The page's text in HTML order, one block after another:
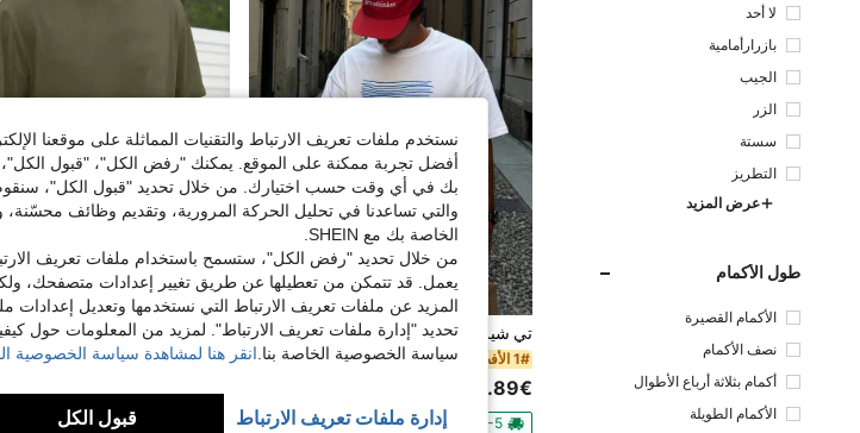
لا أحد
بازرارأمامية
الجيب
الزر
سستة
التطريز
عرض المزيد
طول الأكمام
الأكمام القصيرة
نصف الأكمام
أكمام بثلاثة أرباع الأطوال
الأكمام الطويلة
تي شيرت بوزن ثقيل 100% - طباعة عالية الجودة، تي شيرت فضفاض، تصميم موحد الجنس، شحن مجاني، ملابس علوية، هدية للرجال
1# الأفضل مبيعا في كارتون قمصان رجالية
4.89€
4-5 أيام عمل
4.90€
4-5 أيام عمل
نستخدم ملفات تعريف الارتباط والتقنيات المماثلة على موقعنا
أفضل تجربة ممكنة على الموقع. يمكنك "رفض الكل"، "قبول الكل"،
بك في أي وقت حسب اختيارك. من خلال تحديد "قبول الكل"، سنقوم
والتي تساعدنا في تحليل الحركة المرورية، وتقديم وظائف
الخاصة بك مع SHEIN.
من خلال تحديد "رفض الكل"، ستسمح باستخدام ملفات تعريف
يعمل. قد تتمكن من تعطيلها عن طريق تغيير إعدادات متصفحك،
المزيد عن ملفات تعريف الارتباط التي نستخدمها وتعديل إعدادات
تحديد "إدارة ملفات تعريف الارتباط". لمزيد من المعلومات حول كيفية
سياسة الخصوصية الخاصة بنا. انقر هنا لمشاهدة سياسة الخصوصية
إدارة ملفات تعريف الارتباط قبول الكل